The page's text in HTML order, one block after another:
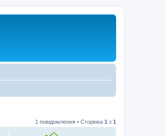
1 повідомлення • Сторінка 1 з 1